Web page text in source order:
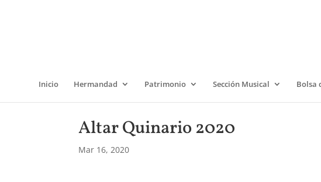
Inicio Hermandad Patrimonio Sección Musical Bolsa
Altar Quinario 2020
Mar 16, 2020